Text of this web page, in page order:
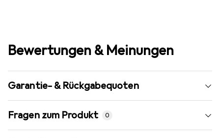
Bewertungen & Meinungen
Garantie- & Rückgabequoten
Fragen zum Produkt 0